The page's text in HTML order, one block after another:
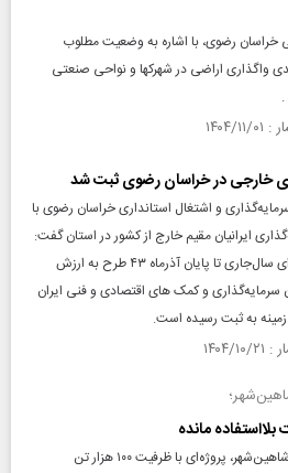
رضوی، با اشاره به وضعیت مطلوب
، از افزایش ۱۳۱ درصدی واگذاری اراضی در شهرکها و نواحی صنعتی
و اشتغال استانداری خراسان رضوی با
ایرانیان مقیم خارج از کشور در استان گفت:
میزان سرمایه‌گذاری خارجی از ابتدای سال‌جاری تا پایان آذرماه ۴۳ طرح به ارزش
سرمایه‌گذاری و کمک های اقتصادی و فنی ایران
به ثبت رسیده است.
سیلوی گندم‌داران اصفهان واقع در شاهین‌شهر، پروژه‌ای با ظرفیت ۱۰۰ هزار تن